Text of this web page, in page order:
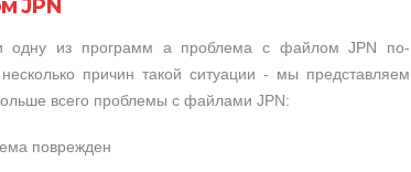
JPN
одну из программ а проблема с файлом JPN по-
причин такой ситуации - мы представляем
всего проблемы с файлами JPN:
поврежден